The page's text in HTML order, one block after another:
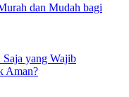
dan Mudah bagi
Saja yang Wajib
Aman?